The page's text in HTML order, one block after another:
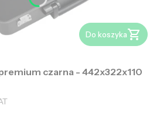
Do koszyka
czarna - 442x322x110